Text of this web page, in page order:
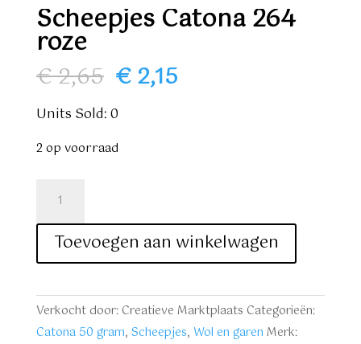
Scheepjes Catona 264
roze
€2,65 Oorspronkelijke
prijs
was:
€ 2,65.
€2,15Huidige
Units Sold: 0
2 op voorraad
Catona
264
rozeToevoegen aan winkelwagen
Verkocht door: Creatieve Marktplaats Categorieën:
Catona 50 gram, Scheepjes, Wol en garen Merk: